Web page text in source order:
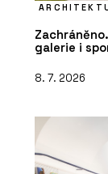
galerie i
8. 7. 2026